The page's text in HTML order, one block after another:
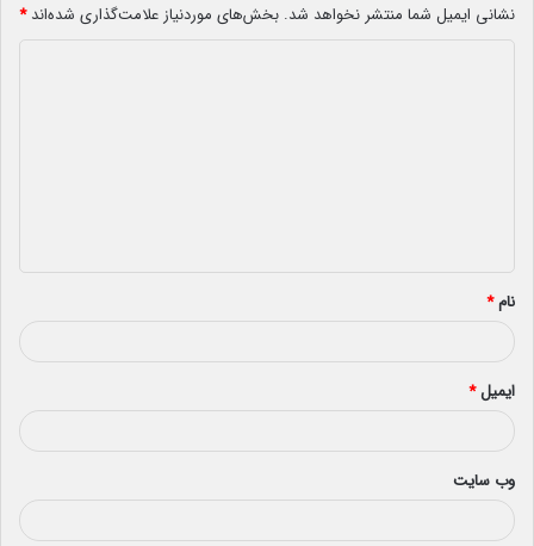
نشانی ایمیل شما منتشر نخواهد شد. بخش‌های موردنیاز علامت‌گذاری شده‌اند*
*
نام*
ایمیل*
وب‌ سایت